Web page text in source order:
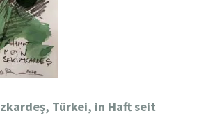
Türkei, in Haft seit